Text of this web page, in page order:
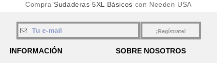
Compra Sudaderas 5XL Básicos con Needen USA
¡Regístrate!
INFORMACIÓN SOBRE NOSOTROS